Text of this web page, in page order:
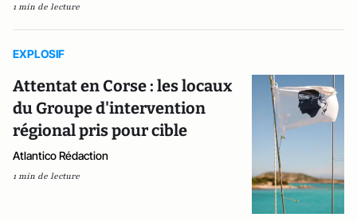
1 min de lecture
EXPLOSIF
Attentat en Corse : les locaux
du Groupe d'intervention
régional pris pour cible
Atlantico Rédaction
1 min de lecture